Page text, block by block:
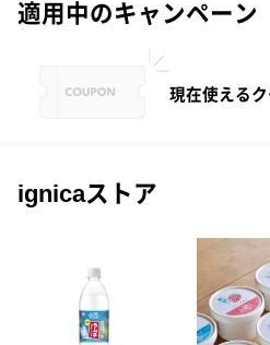
適用中のキャンペーン
現在使える
ignicaストア